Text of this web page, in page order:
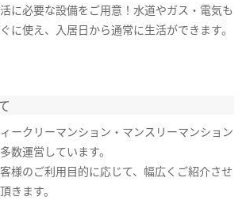
に必要な設備をご用意！水道やガス・電気も
に使え、入居日から通常に生活ができます。
ークリーマンション・マンスリーマンション
数運営しています。
様のご利用目的に応じて、幅広くご紹介させ
きます。